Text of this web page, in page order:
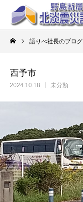
語りべ社長のブログ
西予市
2024.10.18 未分類